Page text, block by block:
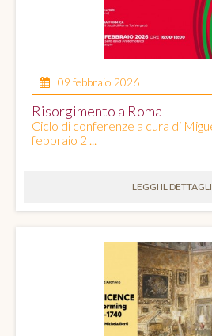
09 febbraio 2026
Risorgimento a Roma
Ciclo di conferenze a cura di
febbraio 2 ...
LEGGI IL